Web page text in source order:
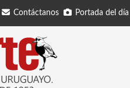
Contáctanos Portada del día